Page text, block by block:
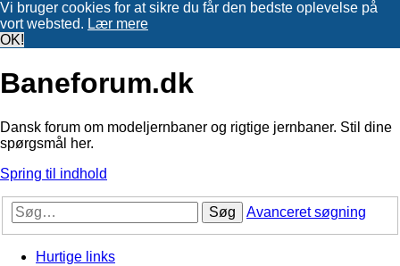
Vi bruger cookies for at sikre du får den bedste oplevelse på
vort websted. Lær mere
OK!
Baneforum.dk
Dansk forum om modeljernbaner og rigtige jernbaner. Stil dine
spørgsmål her.
Spring til indhold
Søg Avanceret søgning
Hurtige links